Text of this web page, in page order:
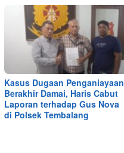
Kasus Dugaan Penganiayaan
Berakhir Damai, Haris Cabut
Laporan terhadap Gus Nova
di Polsek Tembalang